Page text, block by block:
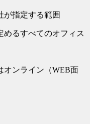
が指定する範囲
めるすべてのオフィス
オンライン（WEB面